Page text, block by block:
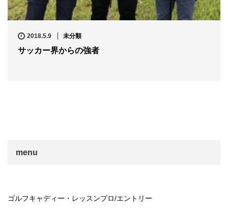
n
2018.5.9 未分類
サッカー界からの強者
menu
ゴルフキャディー・レッスンプロ/エントリー